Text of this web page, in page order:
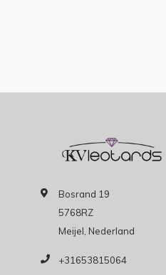
Bosrand 19
5768RZ
Meijel, Nederland
+31653815064